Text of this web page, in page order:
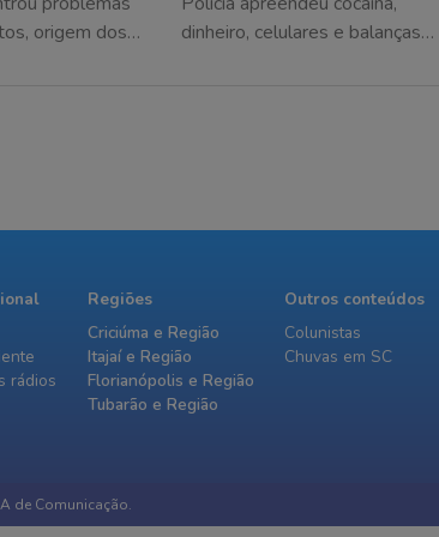
origem dos
Santa Catarina
dinheiro, celulares e balanças
rádios
Regiões
Criciúma e Região
Itajaí e Região
Florianópolis e Região
Tubarão e Região
Outros conteúdos
Colunistas
Chuvas em SC
de Comunicação.